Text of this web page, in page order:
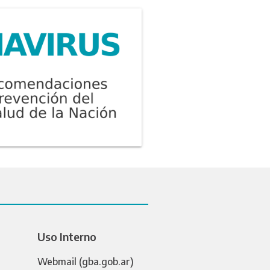
Uso Interno
Webmail (gba.gob.ar)